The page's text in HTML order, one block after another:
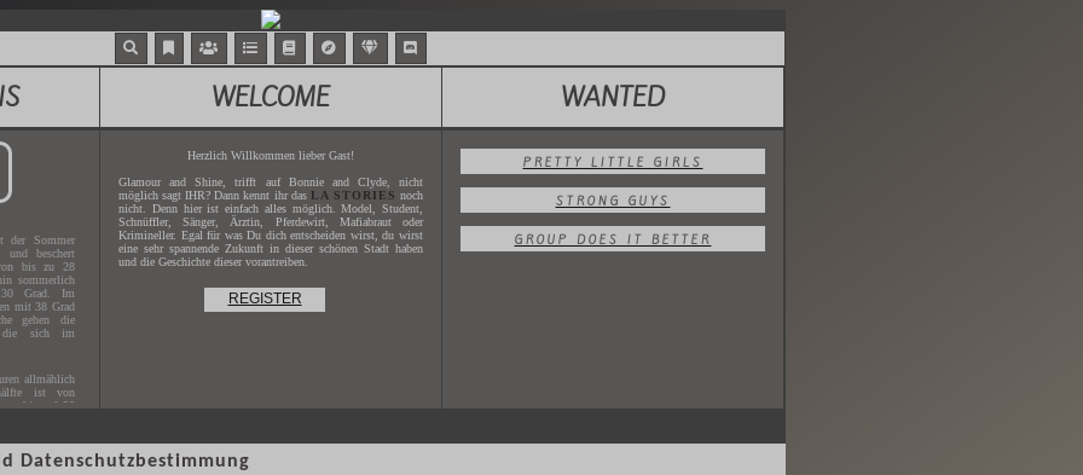
der Sommer
und beschert
bis zu 28
sommerlich
Grad. Im
mit 38 Grad
gehen die
die sich im
allmählich
ist von
bis auf 20
WELCOME
Herzlich Willkommen lieber Gast!
Glamour and Shine, trifft auf Bonnie and Clyde, nicht
möglich sagt IHR? Dann kennt ihr das LA STORIES noch
nicht. Denn hier ist einfach alles möglich. Model, Student,
Schnüffler, Sänger, Ärztin, Pferdewirt, Mafiabraut oder
Krimineller. Egal für was Du dich entscheiden wirst, du wirst
eine sehr spannende Zukunft in dieser schönen Stadt haben
und die Geschichte dieser vorantreiben.
REGISTER
WANTED
PRETTY LITTLE GIRLS
STRONG GUYS
GROUP DOES IT BETTER
Datenschutzbestimmung